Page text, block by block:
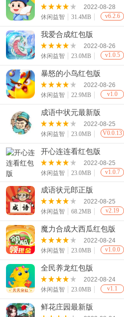
2022-08-28
休闲益智
31.4MB v6.2.6
我爱合成红包版
2022-08-26
休闲益智
23.0MB v1.0.5
暴怒的小鸟红包版
2022-08-26
休闲益智
22.9MB v1.0
成语中状元最新版
2022-08-25
休闲益智
23.0MB V0.0.13
开心连连看红包版
2022-08-25
休闲益智
23.0MB v1.0.7
成语状元郎正版
2022-08-25
休闲益智
68.2MB v2.19
魔力合成大西瓜红包版
2022-08-24
休闲益智
23.0MB v1.0.0
全民养龙红包版
2022-08-24
休闲益智
23.0MB v1.1
鲜花庄园最新版